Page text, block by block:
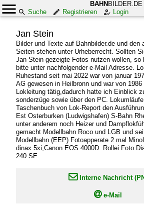
BAHN BILDER.DE
Suche
Registrieren Login
Jan Stein
Bilder und Texte auf Bahnbilder.de und den
Seiten stehen unter Urheberrecht. Sollten
Jan Stein gezeigte Fotos nutzen wollen, so
bitte unter nachfolgender e-Mail Adresse.
Ruhestand seit mai 2022 war von januar
AG gewesen in Heilbronn und war von
Lokleitung tätig,dadurch hatte ich Einblick
sonderzüge sowie über den PC.
Taschenbuch von Lok-Report den
Est Osterburken (Ludwigshafen) S-Bahn
unter anderem noch Heizer und
gemacht Modellbahn Roco und LGB und
Modellbahn (EEP) Fotoapperate 2 mal
dinax 5xi,Canon EOS 4000D. Rollei Foto
240 SE
 Interne Nachricht
e-Mail